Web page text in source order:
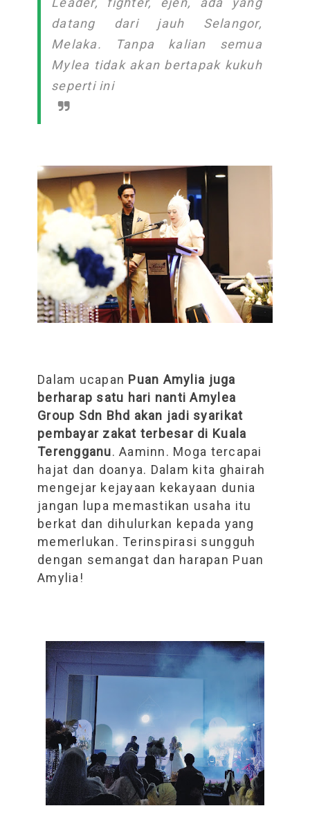
datang dari jauh Selangor,
Melaka. Tanpa kalian semua
Mylea tidak akan bertapak kukuh
seperti ini
Dalam ucapan Puan Amylia juga
berharap satu hari nanti Amylea
Group Sdn Bhd akan jadi syarikat
pembayar zakat terbesar di Kuala
Terengganu. Aaminn. Moga tercapai
hajat dan doanya. Dalam kita ghairah
mengejar kejayaan kekayaan dunia
jangan lupa memastikan usaha itu
berkat dan dihulurkan kepada yang
memerlukan. Terinspirasi sungguh
dengan semangat dan harapan Puan
Amylia!